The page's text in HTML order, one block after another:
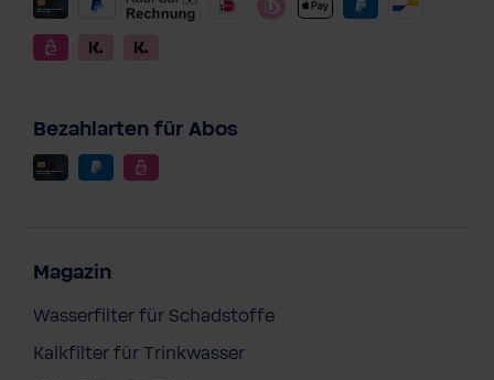
Bezahlarten für Abos
Magazin
Wasserfilter für Schadstoffe
Kalkfilter für Trinkwasser